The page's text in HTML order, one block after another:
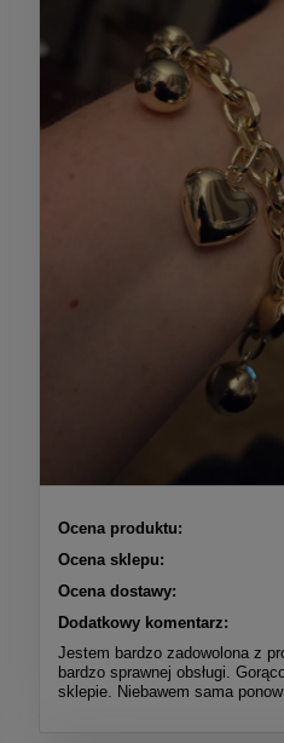
Ocena produktu:
Ocena sklepu:
Ocena dostawy:
Dodatkowy komentarz:
Jestem bardzo zadowolona z
bardzo sprawnej obsługi.
sklepie. Niebawem sama